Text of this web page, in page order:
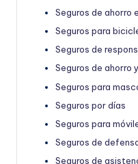
Seguros de ahorro
Seguros para
Seguros de
Seguros de ahorro
Seguros para
Seguros por días
Seguros para
Seguros de
Seguros de